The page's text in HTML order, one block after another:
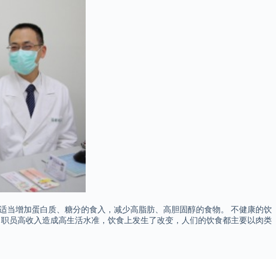
增加蛋白质、糖分的食入，减少高脂肪、高胆固醇的食物。 不健康的饮
员高收入造成高生活水准，饮食上发生了改变，人们的饮食都主要以肉类